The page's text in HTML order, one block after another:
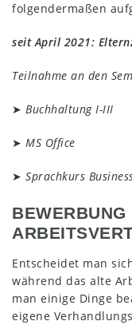
folgendermaßen
seit April 2021:
Teilnahme an den
➤ Buchhaltung I-III
➤ MS Office
➤ Sprachkurs
Entscheidet man
während das alte
man einige Dinge
eigene